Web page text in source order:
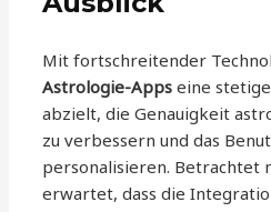
Mit fortschreitender
Astrologie-Apps eine
abzielt, die Genauigkeit
zu verbessern und das
personalisieren. Betrachtet
erwartet, dass die